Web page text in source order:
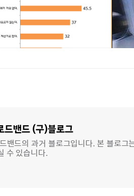
드밴드 (구)블로그
밴드의 과거 블로그입니다. 본 블로
수 있습니다.